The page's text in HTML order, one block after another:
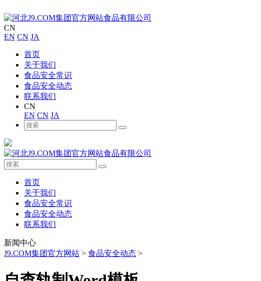
CN
EN CN JA
首页
关于我们
食品安全常识
食品安全动态
联系我们
CN
EN CN JA
首页
关于我们
食品安全常识
食品安全动态
联系我们
新闻中心
J9.COM集团官方网站 > 食品安全动态 >